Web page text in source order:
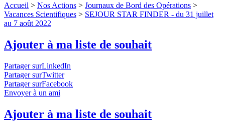
Accueil > Nos Actions > Journaux de Bord des Opérations >
Vacances Scientifiques > SEJOUR STAR FINDER - du 31 juillet
au 7 août 2022
Ajouter à ma liste de souhait
Partager surLinkedIn
Partager surTwitter
Partager surFacebook
Envoyer à un ami
Ajouter à ma liste de souhait